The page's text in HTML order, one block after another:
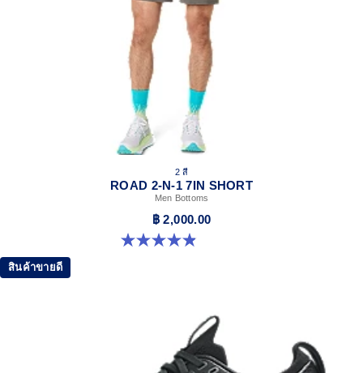
2 สี
ROAD 2-N-1 7IN SHORT
Men Bottoms
฿ 2,000.00
4.9 จาก 5 ดาว 162 รีวิว
สินค้าขายดี